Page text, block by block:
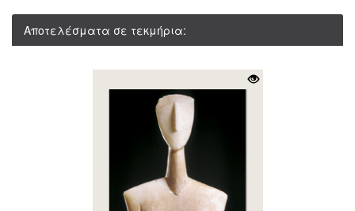
Αποτελέσματα σε τεκμήρια: